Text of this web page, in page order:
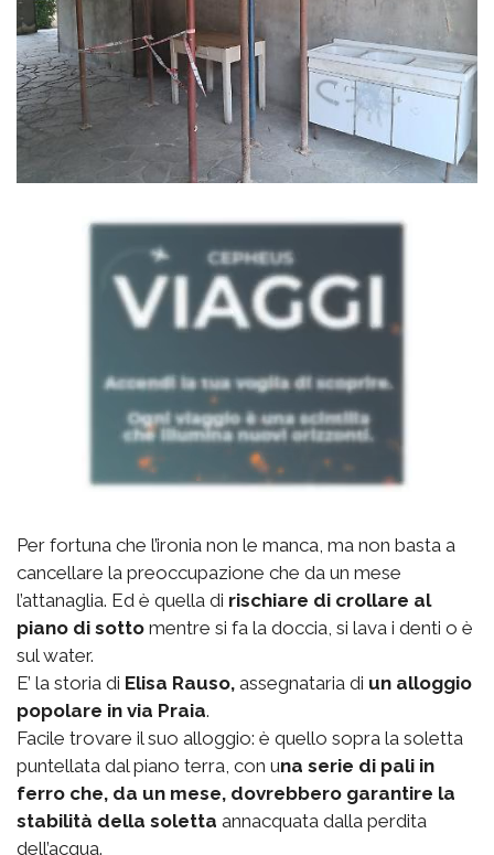
Per fortuna che l’ironia non le manca, ma non basta a
cancellare la preoccupazione che da un mese
l’attanaglia. Ed è quella di rischiare di crollare al
piano di sotto mentre si fa la doccia, si lava i denti o è
sul water.
E’ la storia di Elisa Rauso, assegnataria di un alloggio
popolare in via Praia.
Facile trovare il suo alloggio: è quello sopra la soletta
puntellata dal piano terra, con una serie di pali in
ferro che, da un mese, dovrebbero garantire la
stabilità della soletta annacquata dalla perdita
dell’acqua.